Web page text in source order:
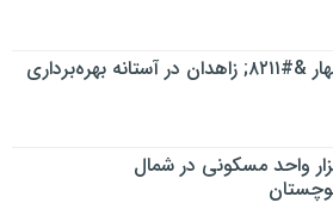
بهره‌برداری
۵ هزار واحد مسکونی در شمال